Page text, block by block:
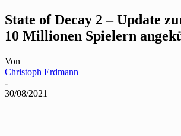
State of Decay 2 – Update
10 Millionen Spielern
Von
Christoph Erdmann
-
30/08/2021